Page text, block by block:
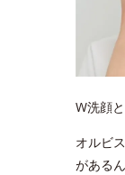
W洗顔
オルビ
がある